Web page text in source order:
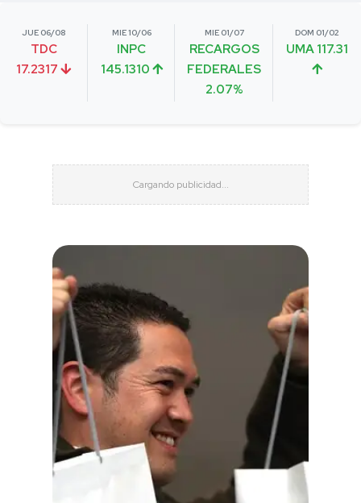
JUE 06/08
TDC
17.2317
MIE 10/06
INPC
145.1310
MIE 01/07
RECARGOS
FEDERALES
2.07%
DOM 01/02
UMA 117.31